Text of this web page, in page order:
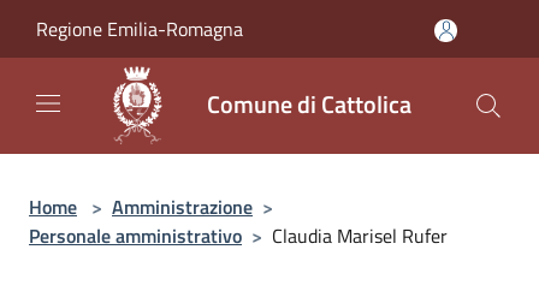
Regione Emilia-Romagna
Comune di Cattolica
Home > Amministrazione >
Personale amministrativo > Claudia Marisel Rufer